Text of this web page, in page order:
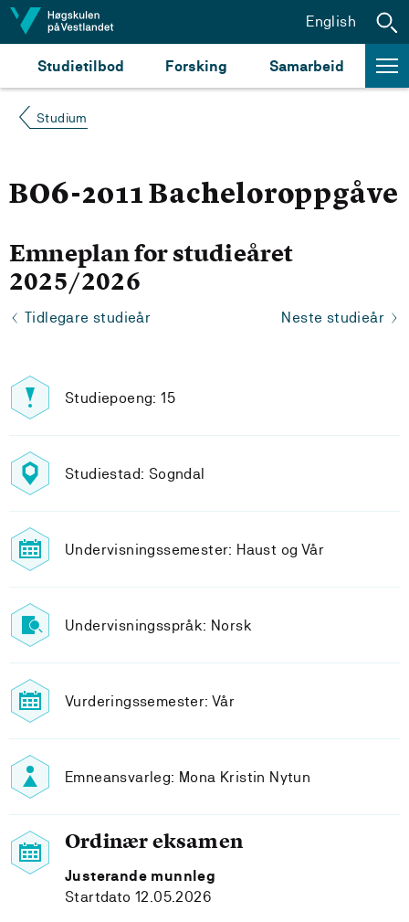
Hopp til innhald
Studietilbod Forsking Samarbeid
English
Studium
BO6-2011 Bacheloroppgåve
Emneplan for studieåret
2025/2026
Tidlegare studieår Neste studieår
Studiepoeng: 15
Studiestad: Sogndal
Undervisningssemester: Haust og Vår
Undervisningsspråk: Norsk
Vurderingssemester: Vår
Emneansvarleg: Mona Kristin Nytun
Ordinær eksamen
Justerande munnleg
Startdato 12.05.2026